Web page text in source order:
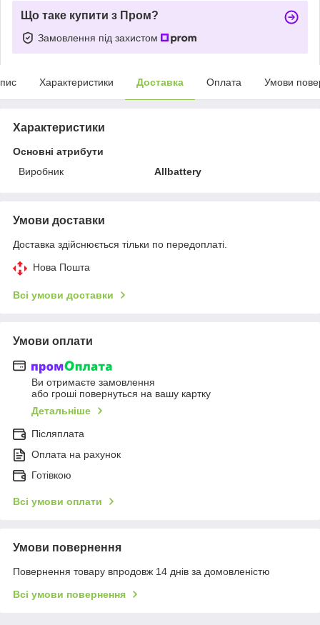
Що таке купити з Пром?
Замовлення під захистом
Характеристики Доставка Оплата Умови
Характеристики
Основні атрибути
Виробник
Allbattery
Умови доставки
Доставка здійснюється тільки по передоплаті.
Нова Пошта
Всі умови доставки
Умови оплати
Ви отримаєте замовлення
або гроші повернуться на вашу картку
Детальніше
Післяплата
Оплата на рахунок
Готівкою
Всі умови оплати
Умови повернення
Повернення товару впродовж 14 днів за домовленістю
Всі умови повернення